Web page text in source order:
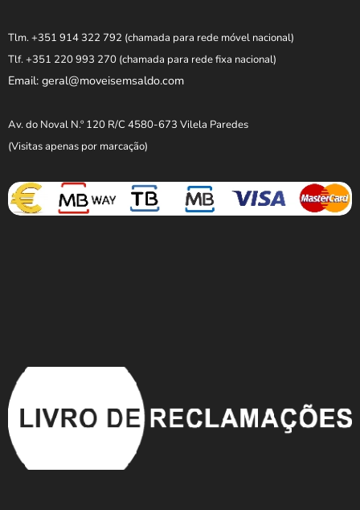
Tlm. +351 914 322 792 (chamada para rede móvel nacional)
Tlf. +351 220 993 270 (chamada para rede fixa nacional)
Email: geral@moveisemsaldo.com
Av. do Noval N.º 120 R/C 4580-673 Vilela Paredes
(Visitas apenas por marcação)